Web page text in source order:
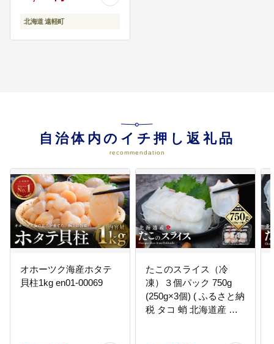
北海道 遠軽町
自治体内のイチ押し返礼品
recommendation
オホーツク海産ホタテ
貝柱1kg en01-00069
たこのスライス（冷
凍）３個パック 750g
(250g×3個) ( ふるさと納
税 タコ 蛸 北海道産 刺